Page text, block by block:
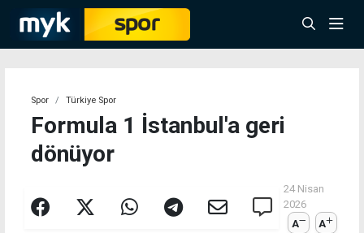
Spor Türkiye Spor
Formula 1 İstanbul'a geri
dönüyor
24 Nisan
2026
A
A